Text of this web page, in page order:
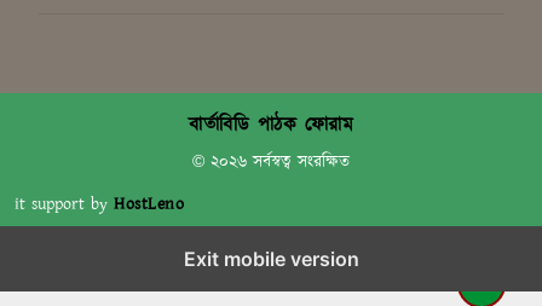
বার্তাবিডি পাঠক ফোরাম
© ২০২৬ সর্বস্বত্ব সংরক্ষিত
it support by HostLeno
Exit mobile version